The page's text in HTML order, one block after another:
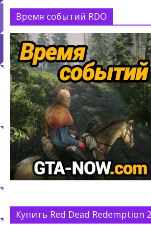
Время событий RDO
Купить Red Dead Redemption 2